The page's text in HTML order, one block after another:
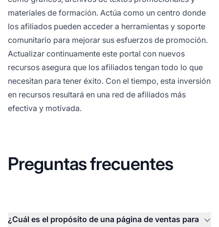
materiales de formación. Actúa como un centro donde
los afiliados pueden acceder a herramientas y soporte
comunitario para mejorar sus esfuerzos de promoción.
Actualizar continuamente este portal con nuevos
recursos asegura que los afiliados tengan todo lo que
necesitan para tener éxito. Con el tiempo, esta inversión
en recursos resultará en una red de afiliados más
efectiva y motivada.
Preguntas frecuentes
¿Cuál es el propósito de una página de ventas para